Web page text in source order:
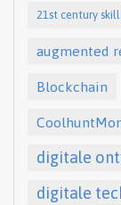
21st century
augmented
Blockchain
digitale
digitale